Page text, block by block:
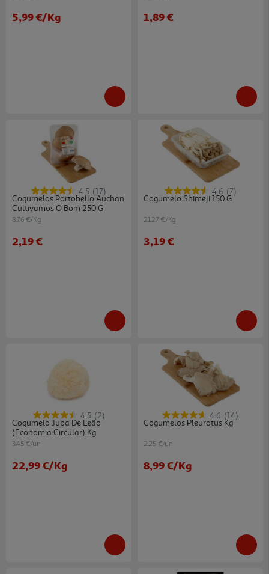
5,99 €/Kg 1,89 €
4.5 (17)
Cogumelos Portobello Auchan
Cultivamos O Bom 250 G
8.76 €/Kg
2,19 €
4.6 (7)
Cogumelo Shimeji 150 G
21.27 €/Kg
3,19 €
4.5 (2)
Cogumelo Juba De Leão
(economia Circular) Kg
3.45 €/un
22,99 €/Kg
4.6 (14)
Cogumelos Pleurotus Kg
2.25 €/un
8,99 €/Kg